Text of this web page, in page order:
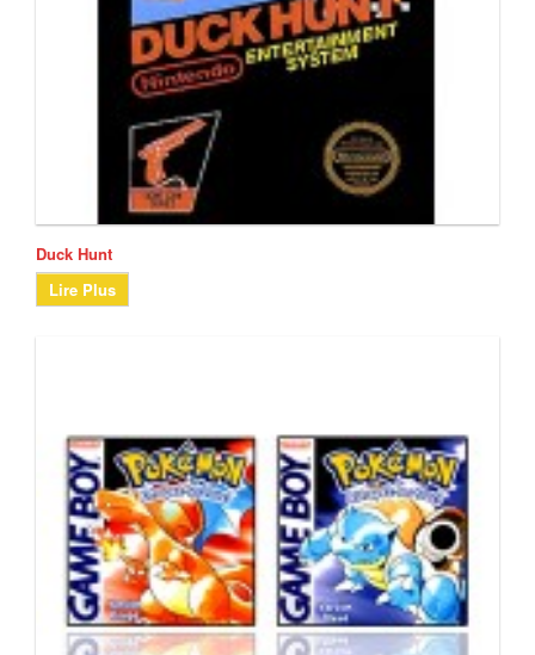
Duck Hunt
Lire Plus